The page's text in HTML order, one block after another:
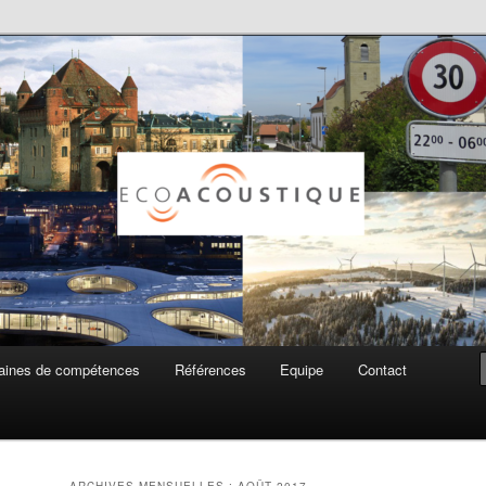
SA
de compétences Références Equipe Contact